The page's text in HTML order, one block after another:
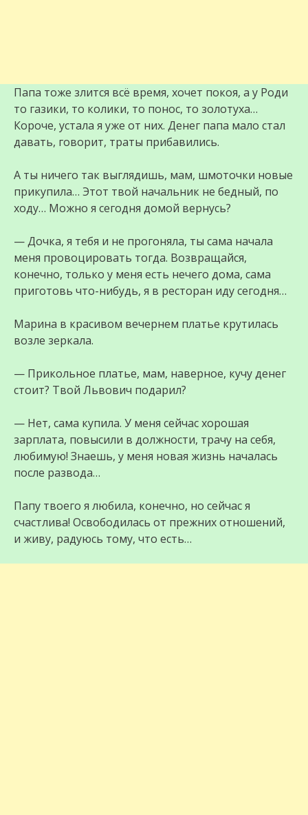
Папа тоже злится всё время, хочет покоя, а у Роди
то газики, то колики, то понос, то золотуха…
Короче, устала я уже от них. Денег папа мало стал
давать, говорит, траты прибавились.
А ты ничего так выглядишь, мам, шмоточки новые
прикупила… Этот твой начальник не бедный, по
ходу… Можно я сегодня домой вернусь?
— Дочка, я тебя и не прогоняла, ты сама начала
меня провоцировать тогда. Возвращайся,
конечно, только у меня есть нечего дома, сама
приготовь что-нибудь, я в ресторан иду сегодня…
Марина в красивом вечернем платье крутилась
возле зеркала.
— Прикольное платье, мам, наверное, кучу денег
стоит? Твой Львович подарил?
— Нет, сама купила. У меня сейчас хорошая
зарплата, повысили в должности, трачу на себя,
любимую! Знаешь, у меня новая жизнь началась
после развода…
Папу твоего я любила, конечно, но сейчас я
счастлива! Освободилась от прежних отношений,
и живу, радуюсь тому, что есть…